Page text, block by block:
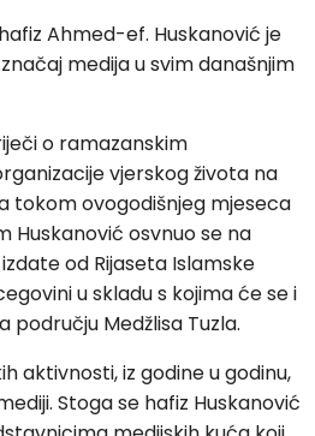
Ahmed-ef. Huskanović je
medija u svim današnjim
o ramazanskim
vjerskog života na
tokom ovogodišnjeg mjeseca
Huskanović osvnuo se na
od Rijaseta Islamske
u skladu s kojima će se i
Medžlisa Tuzla.
aktivnosti, iz godine u godinu,
Stoga se hafiz Huskanović